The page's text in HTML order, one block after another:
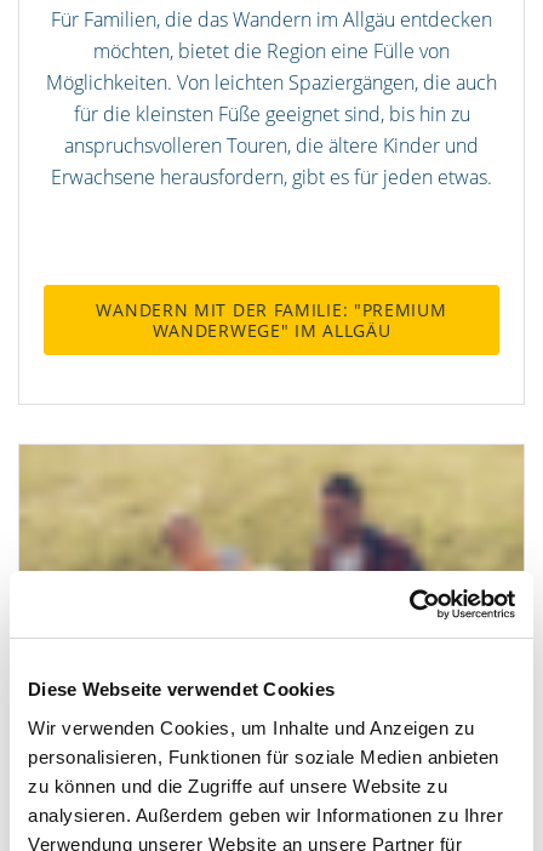
Diese Webseite verwendet Cookies
Wir verwenden Cookies, um Inhalte und Anzeigen zu
personalisieren, Funktionen für soziale Medien anbieten
zu können und die Zugriffe auf unsere Website zu
analysieren. Außerdem geben wir Informationen zu Ihrer
Verwendung unserer Website an unsere Partner für
Für Familien, die das Wandern im Allgäu entdecken
möchten, bietet die Region eine Fülle von
Möglichkeiten. Von leichten Spaziergängen, die auch
für die kleinsten Füße geeignet sind, bis hin zu
anspruchsvolleren Touren, die ältere Kinder und
Erwachsene herausfordern, gibt es für jeden etwas.
WANDERN MIT DER FAMILIE: "PREMIUM
WANDERWEGE" IM ALLGÄU
AUSFLUG MIT HUND? ABER